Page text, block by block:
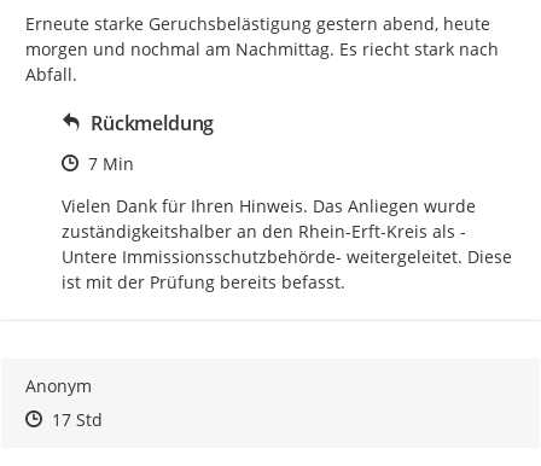
Erneute starke Geruchsbelästigung gestern abend, heute
morgen und nochmal am Nachmittag. Es riecht stark nach
Abfall.
Rückmeldung
Zeitpunkt des Erstellens
7 Min
Vielen Dank für Ihren Hinweis. Das Anliegen wurde
zuständigkeitshalber an den Rhein-Erft-Kreis als -
Untere Immissionsschutzbehörde- weitergeleitet. Diese
ist mit der Prüfung bereits befasst.
Anonym
Zeitpunkt des Erstellens
Zeitpunkt des Erstellens
17 StdZur Äußerung